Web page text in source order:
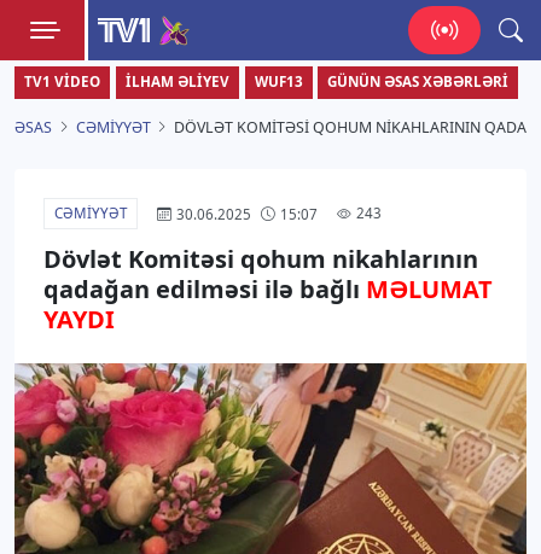
TV1
Zamanı bizimlə yaşa!
TV1 VIDEO İLHAM ƏLIYEV WUF13 GÜNÜN ƏSAS XƏBƏRLƏRI
ƏSAS CƏMIYYƏT DÖVLƏT KOMITƏSI QOHUM NIKAHLARININ
CƏMIYYƏT 30.06.2025 15:07 243
Dövlət Komitəsi qohum nikahlarının
qadağan edilməsi ilə bağlı MƏLUMAT
YAYDI